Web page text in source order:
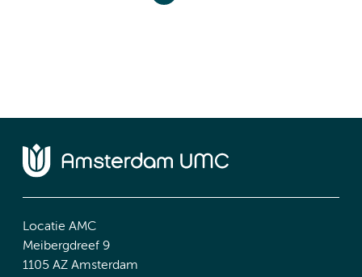
Locatie AMC
Meibergdreef 9
1105 AZ Amsterdam